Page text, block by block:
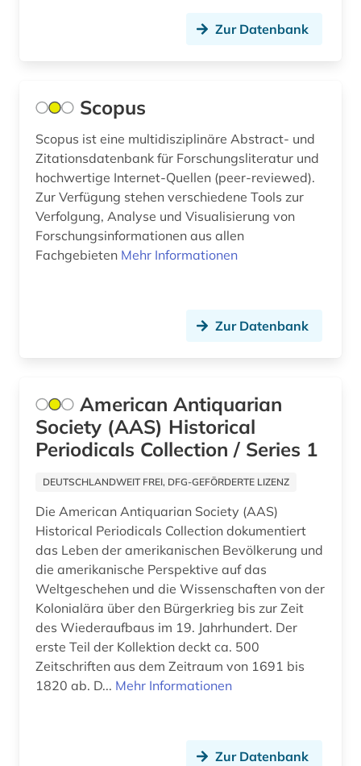
biographie (1)
bioinformatik (1)
biologie (28)
biologische ozeanographie (1)
biomedizin (1)
bodenkunde (2)
botanik (8)
branchenberichte (2)
brandenburg (1)
brauereiwesen (1)
bremen (1)
brief (2)
british library (1)
buchführung (2)
Tuerkei (3)
USA (7)
Ukraine (4)
Ungarn (6)
Zypern (1)
Zur Datenbank
Scopus
Scopus ist eine multidisziplinäre Abstract- und
Zitationsdatenbank für Forschungsliteratur und
hochwertige Internet-Quellen (peer-reviewed).
Zur Verfügung stehen verschiedene Tools zur
Verfolgung, Analyse und Visualisierung von
Forschungsinformationen aus allen
Fachgebieten Mehr Informationen
Zur Datenbank
American Antiquarian
Society (AAS) Historical
Periodicals Collection / Series 1
DEUTSCHLANDWEIT FREI, DFG-GEFÖRDERTE LIZENZ
Die American Antiquarian Society (AAS)
Historical Periodicals Collection dokumentiert
das Leben der amerikanischen Bevölkerung und
die amerikanische Perspektive auf das
Weltgeschehen und die Wissenschaften von der
Kolonialära über den Bürgerkrieg bis zur Zeit
des Wiederaufbaus im 19. Jahrhundert. Der
erste Teil der Kollektion deckt ca. 500
Zeitschriften aus dem Zeitraum von 1691 bis
1820 ab. D... Mehr Informationen
Zur Datenbank